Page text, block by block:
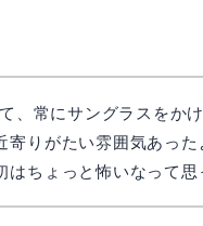
、常にサングラスをか
寄りがたい雰囲気あっ
はちょっと怖いなって